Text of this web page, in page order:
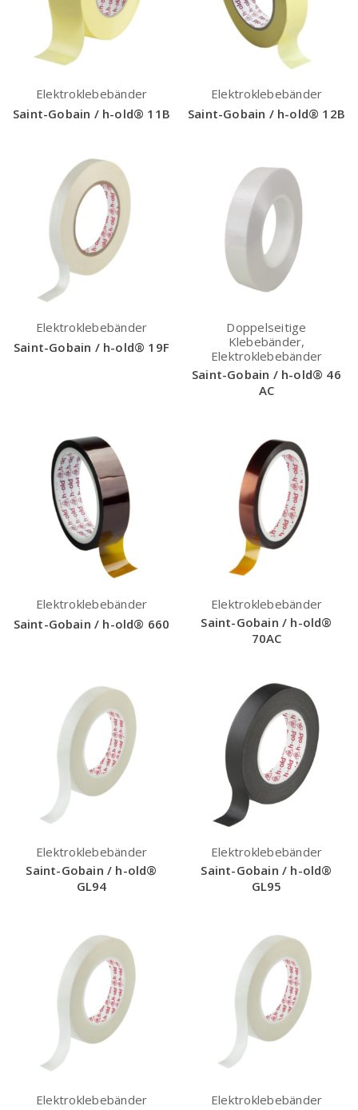
Elektroklebebänder
Saint-Gobain / h-old® 11B
Elektroklebebänder
Saint-Gobain / h-old® 12B
Elektroklebebänder
Saint-Gobain / h-old® 19F
Doppelseitige
Klebebänder,
Elektroklebebänder
Saint-Gobain / h-old® 46
AC
Elektroklebebänder
Saint-Gobain / h-old® 660
Elektroklebebänder
Saint-Gobain / h-old®
70AC
Elektroklebebänder
Saint-Gobain / h-old®
GL94
Elektroklebebänder
Saint-Gobain / h-old®
GL95
Elektroklebebänder
Elektroklebebänder